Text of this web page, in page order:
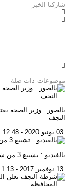
شاركنا الخبر
موضوعات ذات صلة
بالصور.. وزير الصحة
النجف
بالفيديو : تشييع 3 من شهداء ابطال طيران الجيش